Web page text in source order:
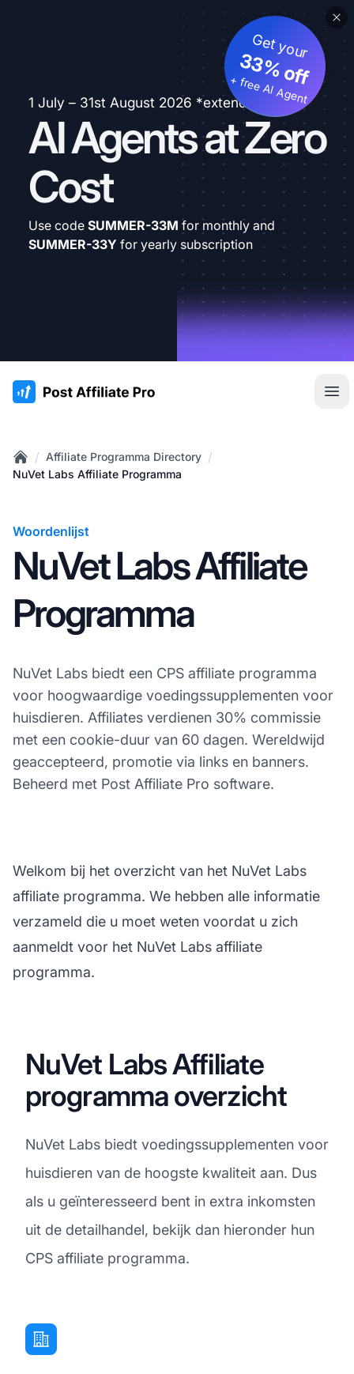
1 July – 31st August 2026 *extended
AI Agents at Zero
Cost
Get your
33% off
+ free AI Agent
Use code SUMMER-33M for monthly and
SUMMER-33Y for yearly subscription
:site.title
Home
/ Affiliate Programma Directory /
NuVet Labs Affiliate Programma
Woordenlijst
NuVet Labs Affiliate
Programma
NuVet Labs biedt een CPS affiliate programma
voor hoogwaardige voedingssupplementen voor
huisdieren. Affiliates verdienen 30% commissie
met een cookie-duur van 60 dagen. Wereldwijd
geaccepteerd, promotie via links en banners.
Beheerd met Post Affiliate Pro software.
Welkom bij het overzicht van het NuVet Labs
affiliate programma. We hebben alle informatie
verzameld die u moet weten voordat u zich
aanmeldt voor het NuVet Labs affiliate
programma.
NuVet Labs Affiliate
programma overzicht
NuVet Labs biedt voedingssupplementen voor
huisdieren van de hoogste kwaliteit aan. Dus
als u geïnteresseerd bent in extra inkomsten
uit de detailhandel, bekijk dan hieronder hun
CPS affiliate programma.